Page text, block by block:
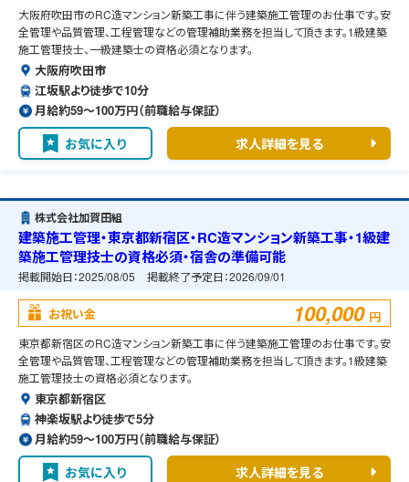
大阪府吹田市のRC造マンション新築工事に伴う建築施工管理のお仕事です。安
全管理や品質管理、工程管理などの管理補助業務を担当して頂きます。1級建築
施工管理技士、一級建築士の資格必須となります。
大阪府吹田市
江坂駅より徒歩で10分
月給約59〜100万円（前職給与保証）
お気に入り 求人詳細を見る
株式会社加賀田組
建築施工管理・東京都新宿区・RC造マンション新築工事・1級建
築施工管理技士の資格必須・宿舎の準備可能
掲載開始日：2025/08/05 掲載終了予定日：2026/09/01
お祝い金 100,000 円
東京都新宿区のRC造マンション新築工事に伴う建築施工管理のお仕事です。安
全管理や品質管理、工程管理などの管理補助業務を担当して頂きます。1級建築
施工管理技士の資格必須となります。
東京都新宿区
神楽坂駅より徒歩で5分
月給約59〜100万円（前職給与保証）
お気に入り 求人詳細を見る